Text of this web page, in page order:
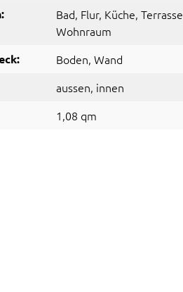
Bad, Flur, Küche, Terrasse
Wohnraum
Boden, Wand
aussen, innen
1,08 qm